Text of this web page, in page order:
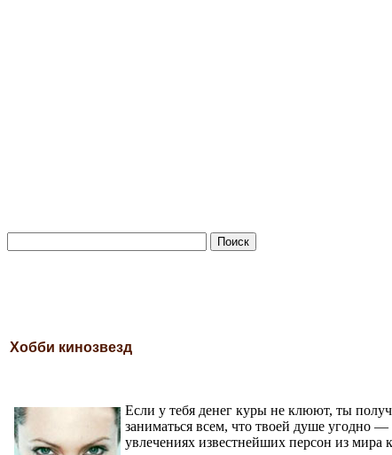
Хобби кинозвезд
Если у тебя денег куры не клюют, ты
заниматься всем, что твоей душе угодно
увлечениях известнейших персон из мира